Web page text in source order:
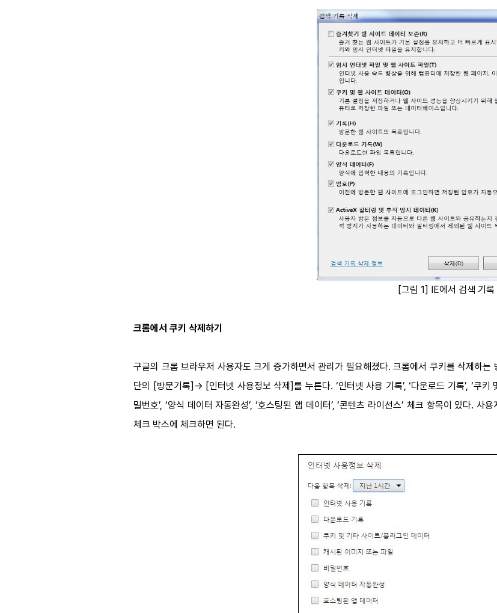
[그림 1] IE에서 검색 기록 삭
크롬에서 쿠키 삭제하기
구글의 크롬 브라우저 사용자도 크게 증가하면서 관리가 필요해졌다. 크롬에서 쿠키를 삭제하는
단의 [방문기록]→ [인터넷 사용정보 삭제]를 누른다. ‘인터넷 사용 기록’, ‘다운로드 기록’, ‘쿠키
밀번호’, ‘양식 데이터 자동완성’, ‘호스팅된 앱 데이터’, ‘콘텐츠 라이선스’ 체크 항목이 있다.
체크 박스에 체크하면 된다.